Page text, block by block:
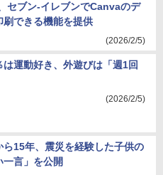
セブン‐イレブンでCanvaのデ
刷できる機能を提供
(2026/2/5)
運動好き、外遊びは「週1回
(2026/2/5)
ら15年、震災を経験した子供の
一言」を公開